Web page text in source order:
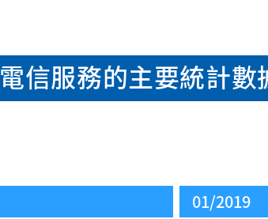
電信服務的主要統計數
01/2019